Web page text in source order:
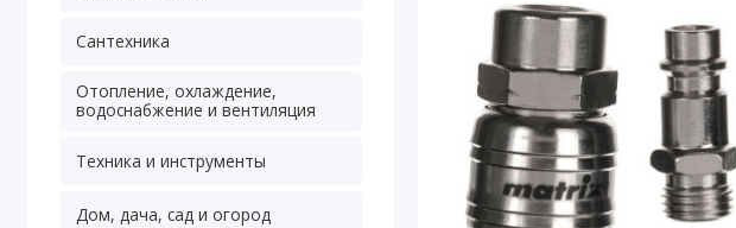
Сантехника
Отопление, охлаждение,
водоснабжение и вентиляция
Техника и инструменты
Дом, дача, сад и огород